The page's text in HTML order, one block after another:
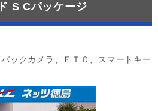
S Cパッケージ
ックカメラ、ＥＴＣ、スマートキー